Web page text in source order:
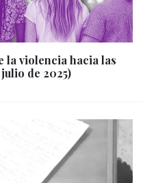
la violencia hacia las
de 2025)